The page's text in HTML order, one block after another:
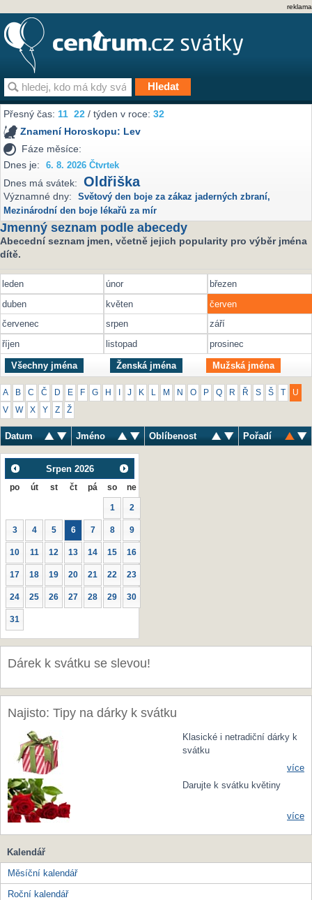
reklama
Přesný čas:11 22 / týden v roce:32
Znamení Horoskopu: Lev
Fáze měsíce:
Dnes je:
6. 8. 2026 Čtvrtek
Dnes má svátek: Oldřiška
Významné dny: Světový den boje za zákaz jaderných zbraní,
Mezinárodní den boje lékařů za mír
Jmenný seznam podle abecedy
Abecední seznam jmen, včetně jejich popularity pro výběr jména
dítě.
leden únor
březen
duben
květen
červen
červenec
srpen
září
říjen
listopad prosinec
Všechny jména Ženská jména Mužská jména
A B C Č D E F G H J K M N O P Q R Ř S Š U
V W X Y Z Ž
Datum Jméno Oblíbenost Pořadí
Srpen 2026
po út st čt pá so ne
1 2
3 4 5 6 7 8 9
10 11 12 13 14 15 16
17 18 19 20 21 22 23
24 25 26 27 28 29 30
31
Dárek k svátku se slevou!
Najisto: Tipy na dárky k svátku
Klasické i netradiční dárky k
svátku
více
Darujte k svátku květiny
více
Kalendář
Měsíční kalendář
Roční kalendář